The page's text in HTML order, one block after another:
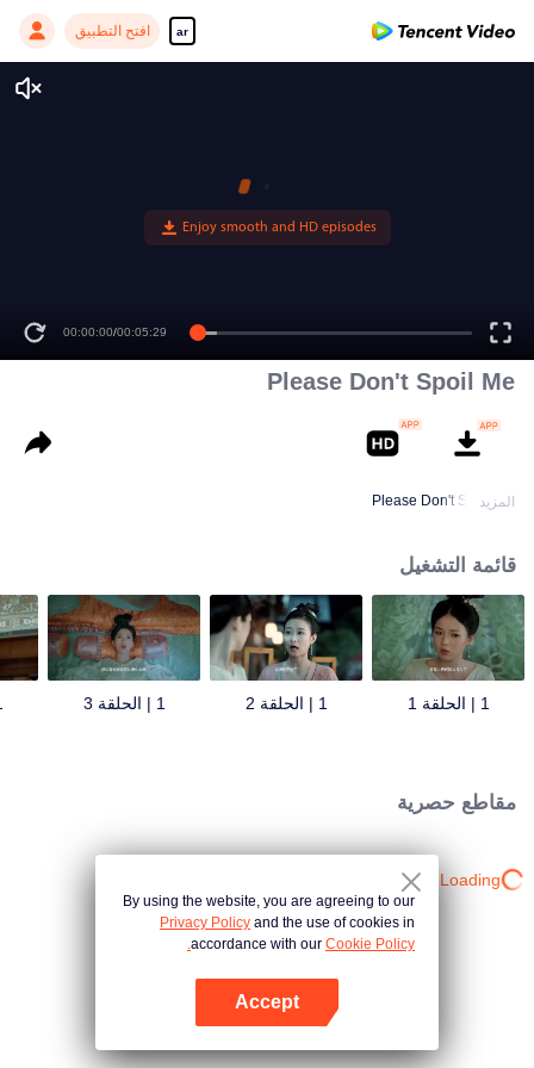
ar افتح التطبيق
00:00:00/00:05:29
Please Don't Spoil Me
Please Don't Spoil Me
المزيد
قائمة التشغيل
1 | الحلقة 1 1 | الحلقة 2 1 | الحلقة 3
مقاطع حصرية
Loading…
By using the website, you are agreeing to our
Privacy Policy and the use of cookies in
accordance with our Cookie Policy.
Accept